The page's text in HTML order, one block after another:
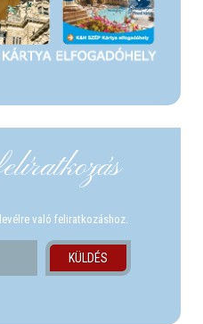
való feliratkozáshoz.